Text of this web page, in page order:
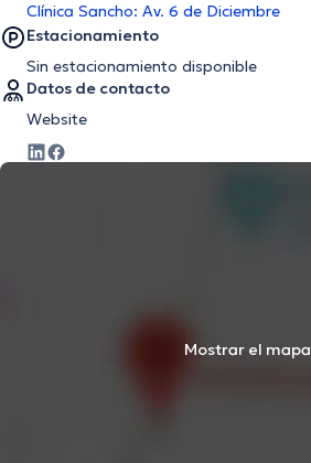
Clínica Sancho: Av. 6 de Diciembre
Estacionamiento
Sin estacionamiento disponible
Datos de contacto
Website
Mostrar el mapa